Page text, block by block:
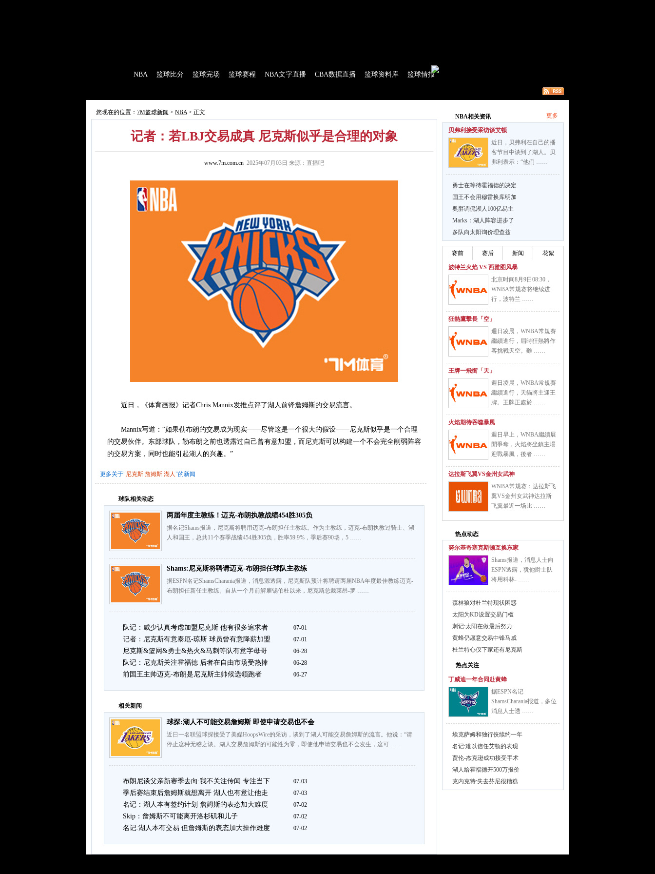
NBA 篮球比分 篮球完场 篮球赛程 NBA文字直播 CBA数据直播 篮球资料库 篮球情报
您现在的位置： 7M篮球新闻 > NBA> 正文
记者：若LBJ交易成真 尼克斯似乎是合理的对象
www.7m.com.cn 2025年07月03日 来源：直播吧
近日，《体育画报》记者Chris Mannix发推点评了湖人前锋詹姆斯的交易流言。
Mannix写道：“如果勒布朗的交易成为现实——尽管这是一个很大的假设——尼克斯似乎是一个合理
的交易伙伴。东部球队，勒布朗之前也透露过自己曾有意加盟，而尼克斯可以构建一个不会完全削弱阵容
的交易方案，同时也能引起湖人的兴趣。”
更多关于"尼克斯 詹姆斯 湖人"的新闻
球队相关动态
两届年度主教练！迈克-布朗执教战绩454胜305负
据名记Shams报道，尼克斯将聘用迈克-布朗担任主教练。作为主教练，迈克-布朗执教过骑士、湖
人和国王，总共11个赛季战绩454胜305负，胜率59.9%，季后赛90场，5 ……
Shams:尼克斯将聘请迈克-布朗担任球队主教练
据ESPN名记ShamsCharania报道，消息源透露，尼克斯队预计将聘请两届NBA年度最佳教练迈克-
布朗担任新任主教练。自从一个月前解雇锡伯杜以来，尼克斯总裁莱昂-罗 ……
队记：威少认真考虑加盟尼克斯 他有很多追求者 07-01
记者：尼克斯有意泰厄-琼斯 球员曾有意降薪加盟 07-01
尼克斯&篮网&勇士&热火&马刺等队有意字母哥 06-28
队记：尼克斯关注霍福德 后者在自由市场受热捧 06-28
前国王主帅迈克-布朗是尼克斯主帅候选领跑者 06-27
相关新闻
球探:湖人不可能交易詹姆斯 即使申请交易也不会
近日一名联盟球探接受了美媒HoopsWire的采访，谈到了湖人可能交易詹姆斯的流言。他说：“请
停止这种无稽之谈。湖人交易詹姆斯的可能性为零，即使他申请交易也不会发生，这可 ……
布朗尼谈父亲新赛季去向:我不关注传闻 专注当下 07-03
季后赛结束后詹姆斯就想离开 湖人也有意让他走 07-03
名记：湖人本有签约计划 詹姆斯的表态加大难度 07-02
Skip：詹姆斯不可能离开洛杉矶和儿子 07-02
名记:湖人本有交易 但詹姆斯的表态加大操作难度 07-02
NBA相关资讯 更多
贝弗利接受采访谈艾顿
近日，贝弗利在自己的播
客节目中谈到了湖人。贝
弗利表示：“他们 ……
勇士在等待霍福德的决定
国王不会用穆雷换库明加
奥胖调侃湖人100亿易主
Marks：湖人阵容进步了
多队向太阳询价理查兹
赛前 赛后 新闻 花絮
波特兰火焰 VS 西雅图风暴
北京时间8月9日08:30，
WNBA常规赛将继续进
行，波特兰 ……
狂熱鷹擊長「空」
週日凌晨，WNBA常規賽
繼續進行，屆時狂熱將作
客挑戰天空。雖 ……
王牌一飛衝「天」
週日凌晨，WNBA常規賽
繼續進行，天貓將主迎王
牌。王牌正處於 ……
火焰期待吞噬暴風
週日早上，WNBA繼續展
開爭奪，火焰將坐鎮主場
迎戰暴風，後者 ……
达拉斯飞翼VS金州女武神
WNBA常规赛：达拉斯飞
翼VS金州女武神达拉斯
飞翼最近一场比 ……
热点动态
努尔基奇塞克斯顿互换东家
Shams报道，消息人士向
ESPN透露，犹他爵士队
将用科林- ……
森林狼对杜兰特现状困惑
太阳为KD设置交易门槛
刺记:太阳在做最后努力
黄蜂仍愿意交易中锋马威
杜兰特心仪下家还有尼克斯
热点关注
丁威迪一年合同赴黄蜂
据ESPN名记
ShamsCharania报道，多位
消息人士透 ……
埃克萨姆和独行侠续约一年
名记:难以信任艾顿的表现
贾伦-杰克逊成功接受手术
湖人给霍福德开500万报价
克内克特:失去芬尼很糟糕